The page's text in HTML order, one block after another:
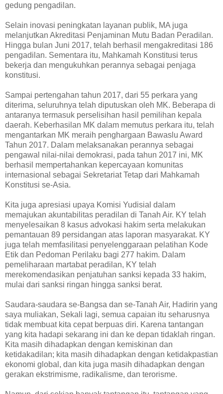
gedung pengadilan.
Selain inovasi peningkatan layanan publik, MA juga
melanjutkan Akreditasi Penjaminan Mutu Badan Peradilan.
Hingga bulan Juni 2017, telah berhasil mengakreditasi 186
pengadilan. Sementara itu, Mahkamah Konstitusi terus
bekerja dan mengukuhkan perannya sebagai penjaga
konstitusi.
Sampai pertengahan tahun 2017, dari 55 perkara yang
diterima, seluruhnya telah diputuskan oleh MK. Beberapa di
antaranya termasuk perselisihan hasil pemilihan kepala
daerah. Keberhasilan MK dalam memutus perkara itu, telah
mengantarkan MK meraih penghargaan Bawaslu Award
Tahun 2017. Dalam melaksanakan perannya sebagai
pengawal nilai-nilai demokrasi, pada tahun 2017 ini, MK
berhasil mempertahankan kepercayaan komunitas
internasional sebagai Sekretariat Tetap dari Mahkamah
Konstitusi se-Asia.
Kita juga apresiasi upaya Komisi Yudisial dalam
memajukan akuntabilitas peradilan di Tanah Air. KY telah
menyelesaikan 8 kasus advokasi hakim serta melakukan
pemantauan 89 persidangan atas laporan masyarakat. KY
juga telah memfasilitasi penyelenggaraan pelatihan Kode
Etik dan Pedoman Perilaku bagi 277 hakim. Dalam
pemeliharaan martabat peradilan, KY telah
merekomendasikan penjatuhan sanksi kepada 33 hakim,
mulai dari sanksi ringan hingga sanksi berat.
Saudara-saudara se-Bangsa dan se-Tanah Air, Hadirin yang
saya muliakan, Sekali lagi, semua capaian itu seharusnya
tidak membuat kita cepat berpuas diri. Karena tantangan
yang kita hadapi sekarang ini dan ke depan tidaklah ringan.
Kita masih dihadapkan dengan kemiskinan dan
ketidakadilan; kita masih dihadapkan dengan ketidakpastian
ekonomi global, dan kita juga masih dihadapkan dengan
gerakan ekstrimisme, radikalisme, dan terorisme.